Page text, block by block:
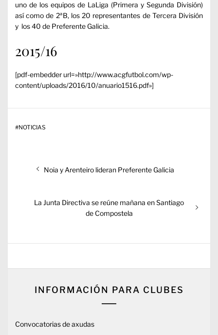
uno de los equipos de LaLiga (Primera y Segunda División)
así como de 2ªB, los 20 representantes de Tercera División
y los 40 de Preferente Galicia.
2015/16
[pdf-embedder url=»http://www.acgfutbol.com/wp-
content/uploads/2016/10/anuario1516.pdf»]
#NOTICIAS
Entrada
Noia y Arenteiro lideran Preferente Galicia
Entrada
La Junta Directiva se reúne mañana en Santiago
de Compostela
INFORMACIÓN PARA CLUBES
Convocatorias de axudas